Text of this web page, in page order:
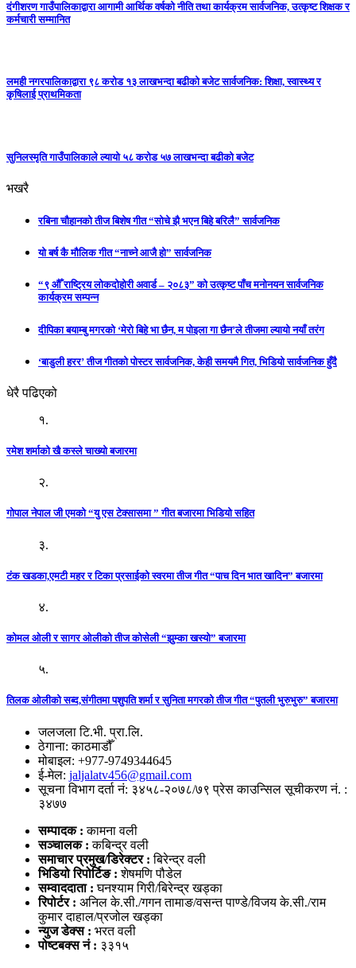
दंगीशरण गाउँपालिकाद्वारा आगामी आर्थिक वर्षको नीति तथा कार्यक्रम सार्वजनिक, उत्कृष्ट शिक्षक र
कर्मचारी सम्मानित
लमही नगरपालिकाद्वारा ९८ करोड १३ लाखभन्दा बढीको बजेट सार्वजनिक: शिक्षा, स्वास्थ्य र
कृषिलाई प्राथमिकता
सुनिलस्मृति गाउँपालिकाले ल्यायो ५८ करोड ५७ लाखभन्दा बढीको बजेट
भखरै
रबिना चौहानको तीज बिशेष गीत “सोचे झै भएन बिहे बरिलै” सार्वजनिक
यो बर्ष कै मौलिक गीत “नाच्ने आजै हो” सार्वजनिक
“९ औँ राष्ट्रिय लोकदोहोरी अवार्ड – २०८३” को उत्कृष्ट पाँच मनोनयन सार्वजनिक
कार्यक्रम सम्पन्न
दीपिका बयाम्बु मगरको ‘मेरो बिहे भा छैन, म पोइला गा छैन’ले तीजमा ल्यायो नयाँ तरंग
‘बाडुली हरर’ तीज गीतको पोस्टर सार्वजनिक, केही समयमै गित, भिडियो सार्वजनिक हुँदै
धेरै पढिएको
१.
रमेश शर्माको खै कस्ले चाख्यो बजारमा
२.
गोपाल नेपाल जी एमको “यु एस टेक्सासमा ” गीत बजारमा भिडियो सहित
३.
टंक खडका,एमटी महर र टिका प्रसाईको स्वरमा तीज गीत “पाच दिन भात खादिन” बजारमा
४.
कोमल ओली र सागर ओलीको तीज कोसेली “झुम्का खस्यो” बजारमा
५.
तिलक ओलीको सब्द,संगीतमा पशुपति शर्मा र सुनिता मगरको तीज गीत “पुतली भुरुभुरु” बजारमा
जलजला टि.भी. प्रा.लि.
ठेगाना: काठमाडौँ
मोबाइल: +977-9749344645
ई-मेल: jaljalatv456@gmail.com
सूचना विभाग दर्ता नं: ३४५८-२०७८/७९ प्रेस काउन्सिल सूचीकरण नं. :
३४७७
सम्पादक :कामना वली
सञ्‍चालक : कबिन्द्र वली
समाचार प्रमुख/डिरेक्टर :बिरेन्द्र वली
भिडियो रिपोर्टिङ : शेषमणि पौडेल
सम्वाददाता :घनश्याम गिरी/बिरेन्द्र खड्का
रिपोर्टर : अनिल के.सी./गगन तामाङ/वसन्त पाण्डे/विजय के.सी./राम
कुमार दाहाल/प्रजोल खड्का
न्युज डेक्स : भरत वली
पोष्‍टबक्स नं : ३३१५